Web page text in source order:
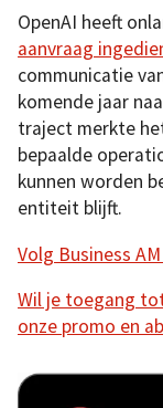
OpenAI heeft
aanvraag
communicatie
komende jaar
traject merkte
bepaalde
kunnen worden
entiteit blijft.
Volg Business
Wil je toegang
onze promo en